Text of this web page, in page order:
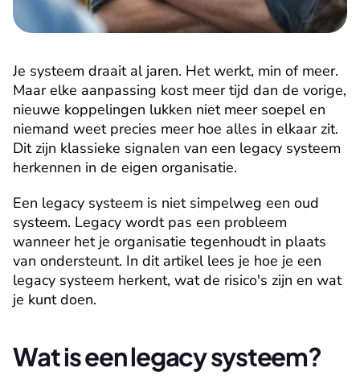
Je systeem draait al jaren. Het werkt, min of meer.
Maar elke aanpassing kost meer tijd dan de vorige,
nieuwe koppelingen lukken niet meer soepel en
niemand weet precies meer hoe alles in elkaar zit.
Dit zijn klassieke signalen van een legacy systeem
herkennen in de eigen organisatie.
Een legacy systeem is niet simpelweg een oud
systeem. Legacy wordt pas een probleem
wanneer het je organisatie tegenhoudt in plaats
van ondersteunt. In dit artikel lees je hoe je een
legacy systeem herkent, wat de risico's zijn en wat
je kunt doen.
Wat is een legacy systeem?